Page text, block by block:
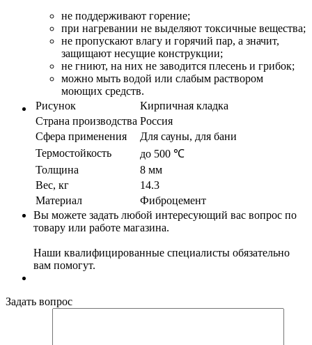
не поддерживают горение;
при нагревании не выделяют токсичные вещества;
не пропускают влагу и горячий пар, а значит,
защищают несущие конструкции;
не гниют, на них не заводится плесень и грибок;
можно мыть водой или слабым раствором
моющих средств.
Рисунок
Кирпичная кладка
Страна производства Россия
Сфера применения
Для сауны, для бани
Термостойкость
до 500 ℃
Толщина
8 мм
Вес, кг
14.3
Материал
Фиброцемент
Вы можете задать любой интересующий вас вопрос по
товару или работе магазина.
Наши квалифицированные специалисты обязательно
вам помогут.
Задать вопрос